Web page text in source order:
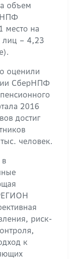
объем
место на
лиц – 4,23
оценили
СберНПФ
2016
достиг
человек.
в
риск-
к